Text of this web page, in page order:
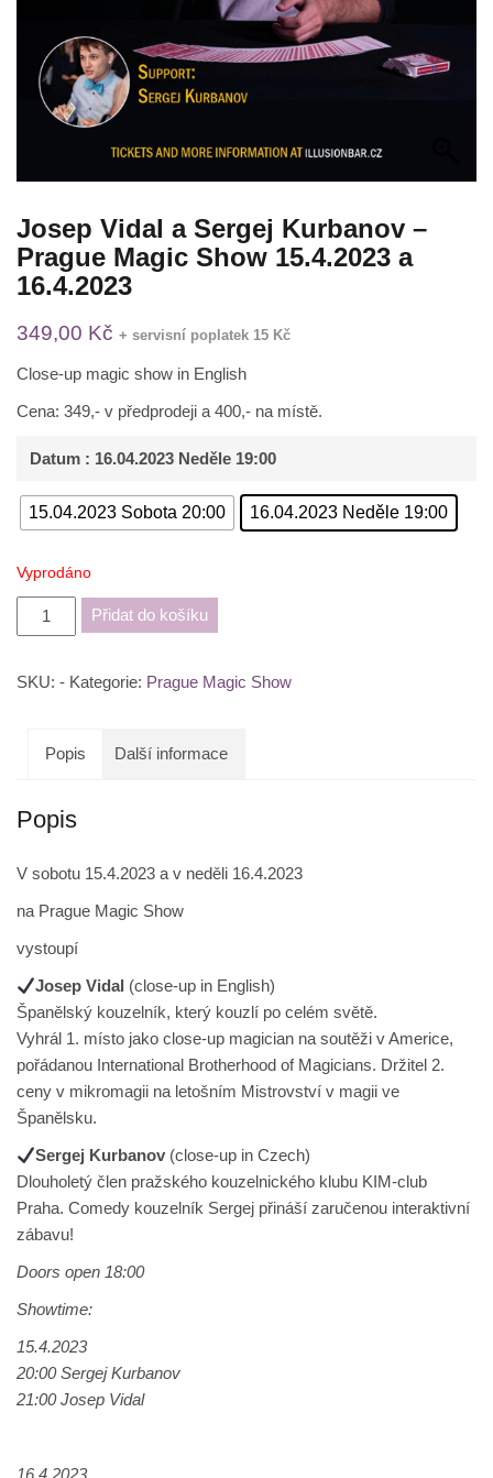
Josep Vidal a Sergej Kurbanov –
Prague Magic Show 15.4.2023 a
16.4.2023
349,00 Kč + servisní poplatek 15 Kč
Close-up magic show in English
Cena: 349,- v předprodeji a 400,- na místě.
Datum : 16.04.2023 Neděle 19:00
15.04.2023 Sobota 20:00 16.04.2023 Neděle 19:00
Vyprodáno
Josep
Vidal
Sergej
Prague
Show
a
množství
Přidat do košíku
SKU: - Kategorie: Prague Magic Show
Popis Další informace
Popis
V sobotu 15.4.2023 a v neděli 16.4.2023
na Prague Magic Show
vystoupí
Josep Vidal (close-up in English)
Španělský kouzelník, který kouzlí po celém světě.
Vyhrál 1. místo jako close-up magician na soutěži v Americe,
pořádanou International Brotherhood of Magicians. Držitel 2.
ceny v mikromagii na letošním Mistrovství v magii ve
Španělsku.
Sergej Kurbanov (close-up in Czech)
Dlouholetý člen pražského kouzelnického klubu KIM-club
Praha. Comedy kouzelník Sergej přináší zaručenou interaktivní
zábavu!
Doors open 18:00
Showtime:
15.4.2023
20:00 Sergej Kurbanov
21:00 Josep Vidal